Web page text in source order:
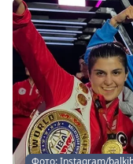
Фото: Instagram/